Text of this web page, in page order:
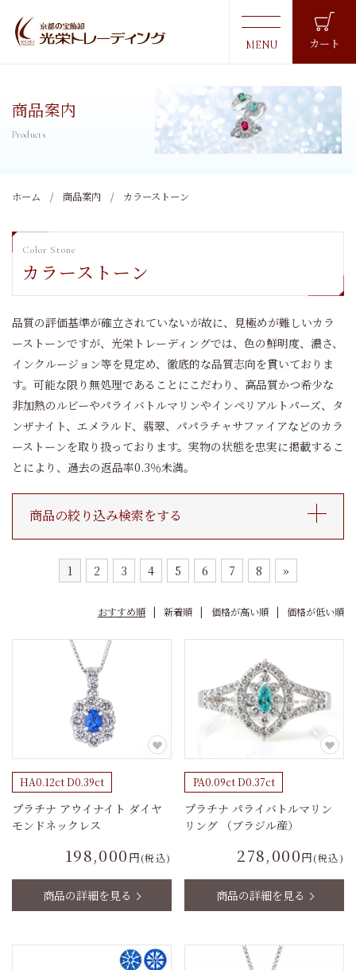
カート
商品案内
ホーム 商品案内 カラーストーン
カラーストーン
品質の評価基準が確立されていないが故に、見極めが難しいカラ
ーストーンですが、光栄トレーディングでは、色の鮮明度、濃さ、
インクルージョン等を見定め、徹底的な品質志向を貫いておりま
す。可能な限り無処理であることにこだわり、高品質かつ希少な
非加熱のルビーやパライバトルマリンやインペリアルトパーズ、タ
ンザナイト、エメラルド、翡翠、パパラチャサファイアなどのカラ
ーストーンを取り扱っております。実物の状態を忠実に掲載するこ
とにより、過去の返品率0.3％未満。
商品の絞り込み検索をする
1 2 3 4 5 6 7 8 »
おすすめ順 新着順 価格が高い順 価格が低い順
HA0.12ct D0.39ct
プラチナ アウイナイト ダイヤ
モンドネックレス
198,000 円(税込)
商品の詳細を見る
PA0.09ct D0.37ct
プラチナ パライバトルマリン
リング （ブラジル産）
278,000円(税込)
商品の詳細を見る